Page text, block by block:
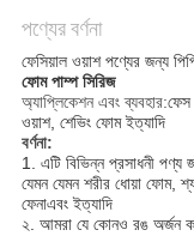
পণ্যের বর্ণনা
ফেসিয়াল ওয়াশ পণ্যের জন্য
ফোম পাম্প সিরিজ
অ্যাপ্লিকেশন এবং ব্যবহার:ফেস
ওয়াশ, শেভিং ফোম ইত্যাদি
বর্ণনা:
1. এটি বিভিন্ন প্রসাধনী পণ্য
যেমনযেমনশরীর ধোয়া ফোম,
ফেনাএবং ইত্যাদি
২. আমরা যে কোনও রঙ অর্জন